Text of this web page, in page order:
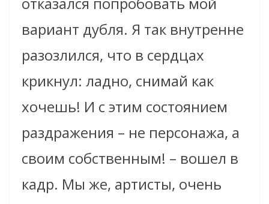
вариант дубля. Я так внутренне
разозлился, что в сердцах
крикнул: ладно, снимай как
хочешь! И с этим состоянием
раздражения – не персонажа, а
своим собственным! – вошел в
кадр. Мы же, артисты, очень